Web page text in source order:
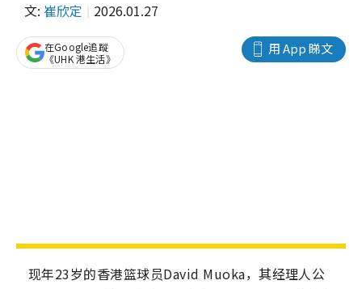
文: 崔欣定 2026.01.27
用 App 睇文
在Google追蹤
《UHK 港生活》
现年23岁的香港篮球员David Muoka，其经理人公